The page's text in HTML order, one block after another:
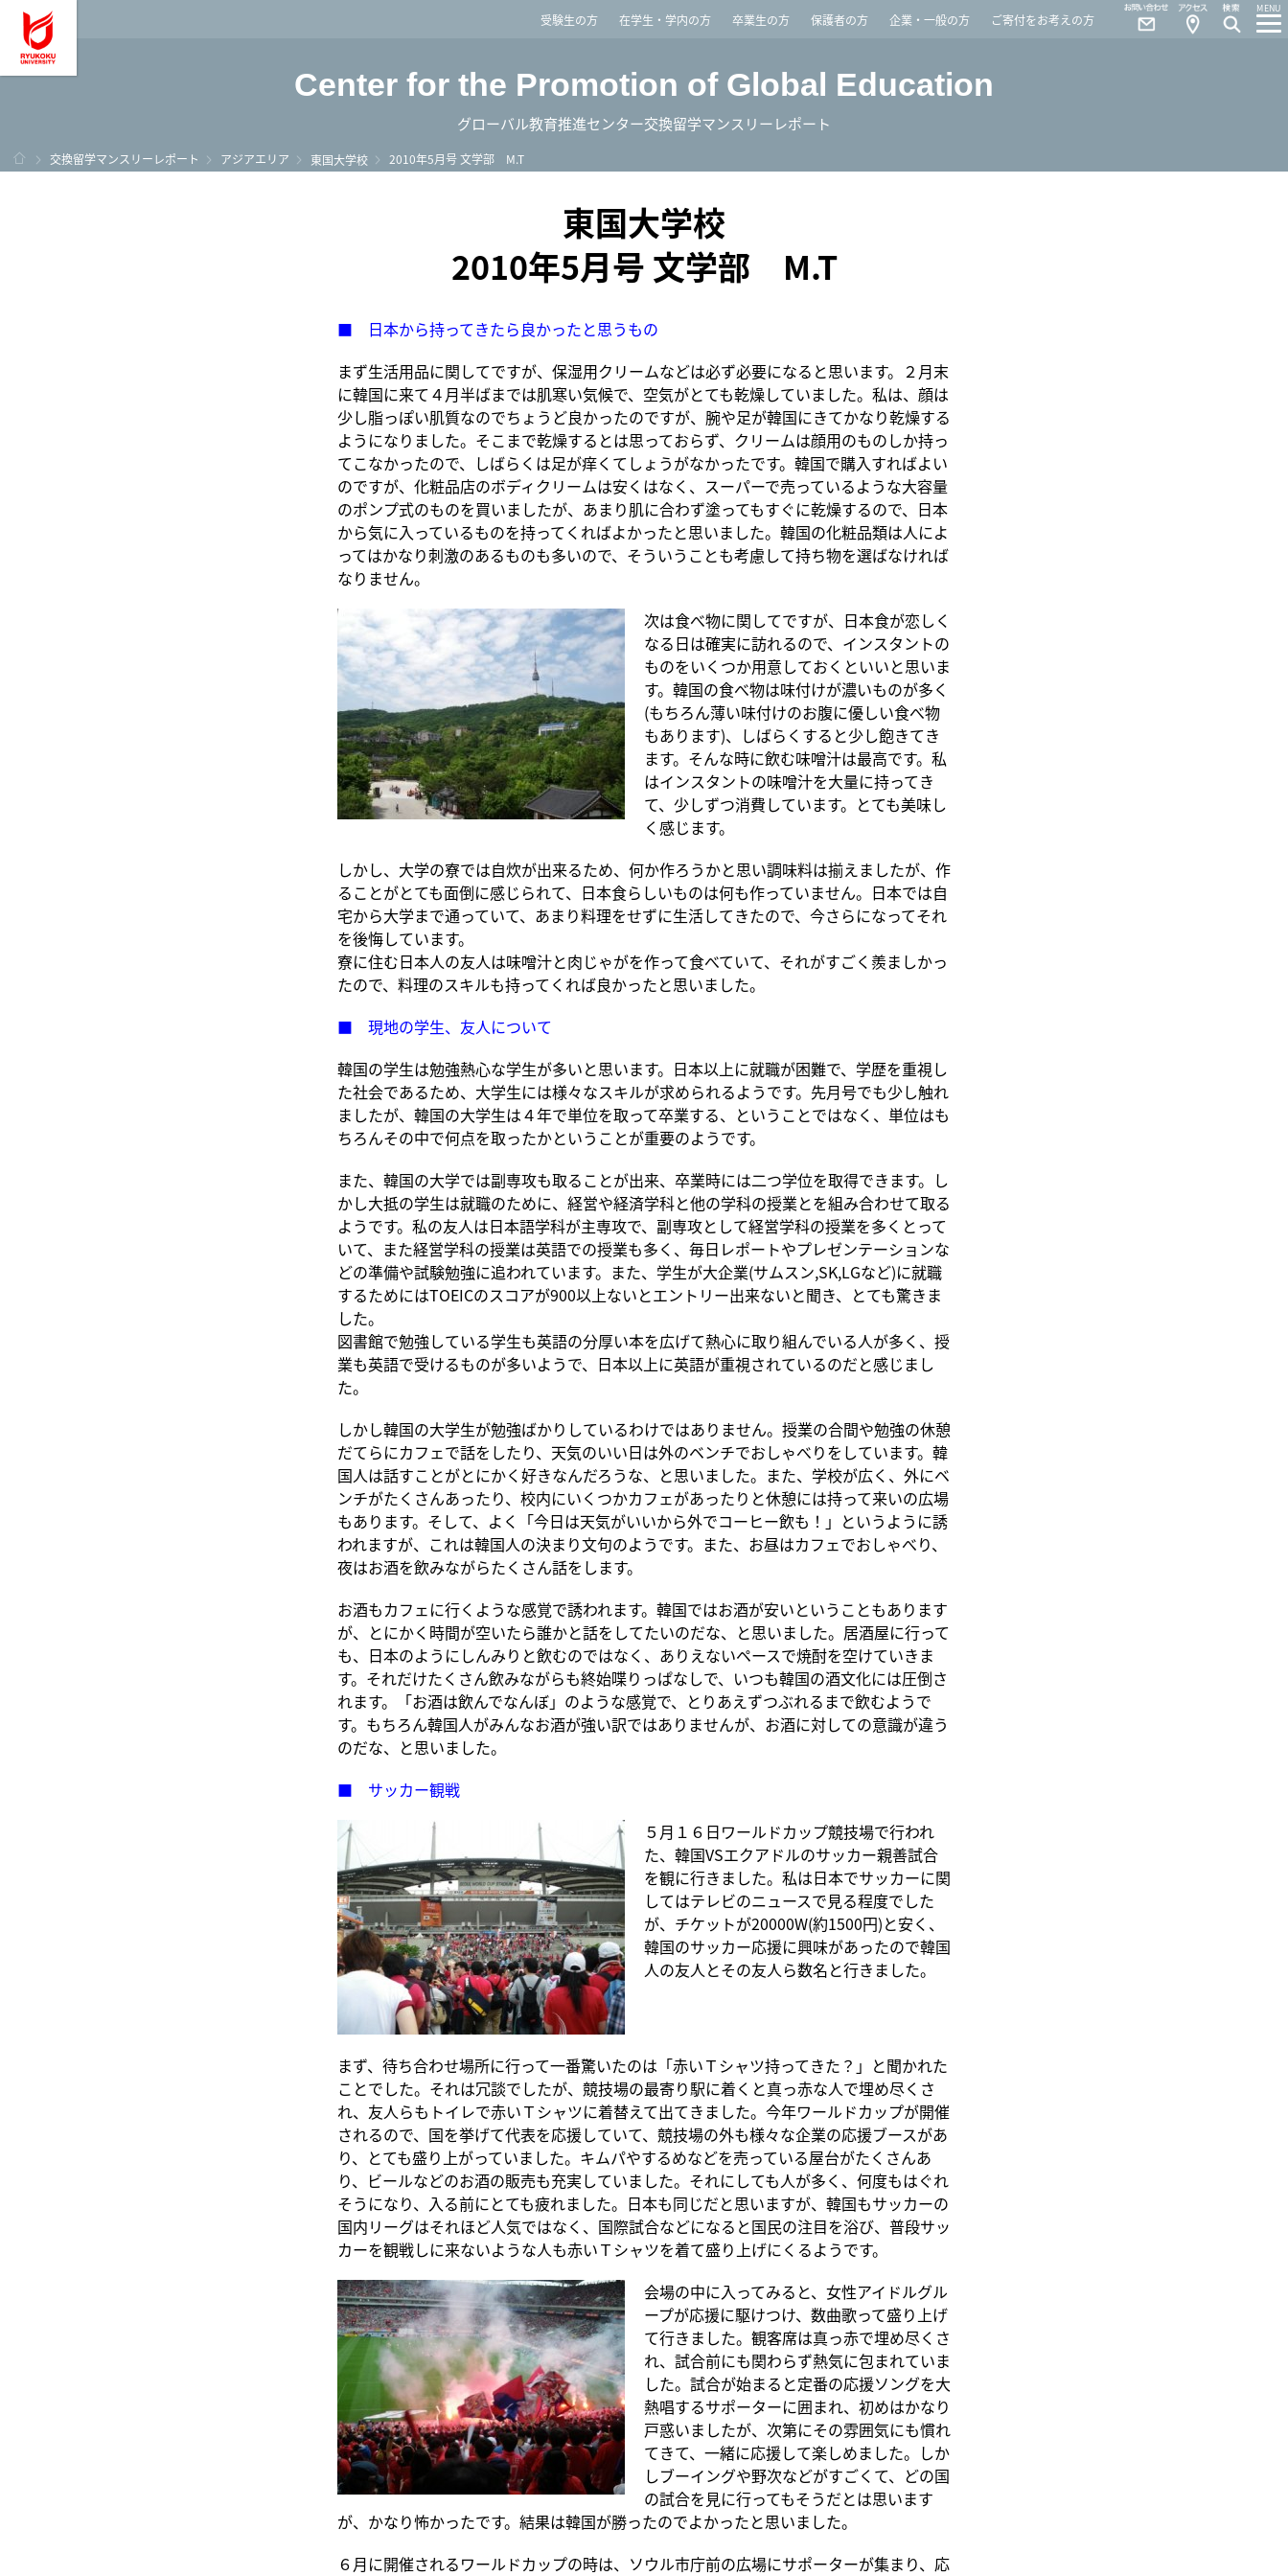
龍谷大学 You, Unlimited受験生の方 在学生・学内の方 卒業生の方 保護者の方 企業・一般の方 ご寄付をお考えの方
MENU
Access
Contact
Center for the Promotion of Global Education
グローバル教育推進センター交換留学マンスリーレポート
ホーム
交換留学マンスリーレポート アジアエリア 東国大学校 2010年5月号 文学部 M.T
東国大学校
2010年5月号 文学部 M.T
■ 日本から持ってきたら良かったと思うもの
まず生活用品に関してですが、保湿用クリームなどは必ず必要になると思います。２月末
に韓国に来て４月半ばまでは肌寒い気候で、空気がとても乾燥していました。私は、顔は
少し脂っぽい肌質なのでちょうど良かったのですが、腕や足が韓国にきてかなり乾燥する
ようになりました。そこまで乾燥するとは思っておらず、クリームは顔用のものしか持っ
てこなかったので、しばらくは足が痒くてしょうがなかったです。韓国で購入すればよい
のですが、化粧品店のボディクリームは安くはなく、スーパーで売っているような大容量
のポンプ式のものを買いましたが、あまり肌に合わず塗ってもすぐに乾燥するので、日本
から気に入っているものを持ってくればよかったと思いました。韓国の化粧品類は人によ
ってはかなり刺激のあるものも多いので、そういうことも考慮して持ち物を選ばなければ
なりません。
次は食べ物に関してですが、日本食が恋しく
なる日は確実に訪れるので、インスタントの
ものをいくつか用意しておくといいと思いま
す。韓国の食べ物は味付けが濃いものが多く
(もちろん薄い味付けのお腹に優しい食べ物
もあります)、しばらくすると少し飽きてき
ます。そんな時に飲む味噌汁は最高です。私
はインスタントの味噌汁を大量に持ってき
て、少しずつ消費しています。とても美味し
く感じます。
しかし、大学の寮では自炊が出来るため、何か作ろうかと思い調味料は揃えましたが、作
ることがとても面倒に感じられて、日本食らしいものは何も作っていません。日本では自
宅から大学まで通っていて、あまり料理をせずに生活してきたので、今さらになってそれ
を後悔しています。
寮に住む日本人の友人は味噌汁と肉じゃがを作って食べていて、それがすごく羨ましかっ
たので、料理のスキルも持ってくれば良かったと思いました。
■ 現地の学生、友人について
韓国の学生は勉強熱心な学生が多いと思います。日本以上に就職が困難で、学歴を重視し
た社会であるため、大学生には様々なスキルが求められるようです。先月号でも少し触れ
ましたが、韓国の大学生は４年で単位を取って卒業する、ということではなく、単位はも
ちろんその中で何点を取ったかということが重要のようです。
また、韓国の大学では副専攻も取ることが出来、卒業時には二つ学位を取得できます。し
かし大抵の学生は就職のために、経営や経済学科と他の学科の授業とを組み合わせて取る
ようです。私の友人は日本語学科が主専攻で、副専攻として経営学科の授業を多くとって
いて、また経営学科の授業は英語での授業も多く、毎日レポートやプレゼンテーションな
どの準備や試験勉強に追われています。また、学生が大企業(サムスン,SK,LGなど)に就職
するためにはTOEICのスコアが900以上ないとエントリー出来ないと聞き、とても驚きま
した。
図書館で勉強している学生も英語の分厚い本を広げて熱心に取り組んでいる人が多く、授
業も英語で受けるものが多いようで、日本以上に英語が重視されているのだと感じまし
た。
しかし韓国の大学生が勉強ばかりしているわけではありません。授業の合間や勉強の休憩
だてらにカフェで話をしたり、天気のいい日は外のベンチでおしゃべりをしています。韓
国人は話すことがとにかく好きなんだろうな、と思いました。また、学校が広く、外にベ
ンチがたくさんあったり、校内にいくつかカフェがあったりと休憩には持って来いの広場
もあります。そして、よく「今日は天気がいいから外でコーヒー飲も！」というように誘
われますが、これは韓国人の決まり文句のようです。また、お昼はカフェでおしゃべり、
夜はお酒を飲みながらたくさん話をします。
お酒もカフェに行くような感覚で誘われます。韓国ではお酒が安いということもあります
が、とにかく時間が空いたら誰かと話をしてたいのだな、と思いました。居酒屋に行って
も、日本のようにしんみりと飲むのではなく、ありえないペースで焼酎を空けていきま
す。それだけたくさん飲みながらも終始喋りっぱなしで、いつも韓国の酒文化には圧倒さ
れます。「お酒は飲んでなんぼ」のような感覚で、とりあえずつぶれるまで飲むようで
す。もちろん韓国人がみんなお酒が強い訳ではありませんが、お酒に対しての意識が違う
のだな、と思いました。
■ サッカー観戦
５月１６日ワールドカップ競技場で行われ
た、韓国VSエクアドルのサッカー親善試合
を観に行きました。私は日本でサッカーに関
してはテレビのニュースで見る程度でした
が、チケットが20000W(約1500円)と安く、
韓国のサッカー応援に興味があったので韓国
人の友人とその友人ら数名と行きました。
まず、待ち合わせ場所に行って一番驚いたのは「赤いＴシャツ持ってきた？」と聞かれた
ことでした。それは冗談でしたが、競技場の最寄り駅に着くと真っ赤な人で埋め尽くさ
れ、友人らもトイレで赤いＴシャツに着替えて出てきました。今年ワールドカップが開催
されるので、国を挙げて代表を応援していて、競技場の外も様々な企業の応援ブースがあ
り、とても盛り上がっていました。キムパやするめなどを売っている屋台がたくさんあ
り、ビールなどのお酒の販売も充実していました。それにしても人が多く、何度もはぐれ
そうになり、入る前にとても疲れました。日本も同じだと思いますが、韓国もサッカーの
国内リーグはそれほど人気ではなく、国際試合などになると国民の注目を浴び、普段サッ
カーを観戦しに来ないような人も赤いＴシャツを着て盛り上げにくるようです。
会場の中に入ってみると、女性アイドルグル
ープが応援に駆けつけ、数曲歌って盛り上げ
て行きました。観客席は真っ赤で埋め尽くさ
れ、試合前にも関わらず熱気に包まれていま
した。試合が始まると定番の応援ソングを大
熱唱するサポーターに囲まれ、初めはかなり
戸惑いましたが、次第にその雰囲気にも慣れ
てきて、一緒に応援して楽しめました。しか
しブーイングや野次などがすごくて、どの国
の試合を見に行ってもそうだとは思います
が、かなり怖かったです。結果は韓国が勝ったのでよかったと思いました。
６月に開催されるワールドカップの時は、ソウル市庁前の広場にサポーターが集まり、応